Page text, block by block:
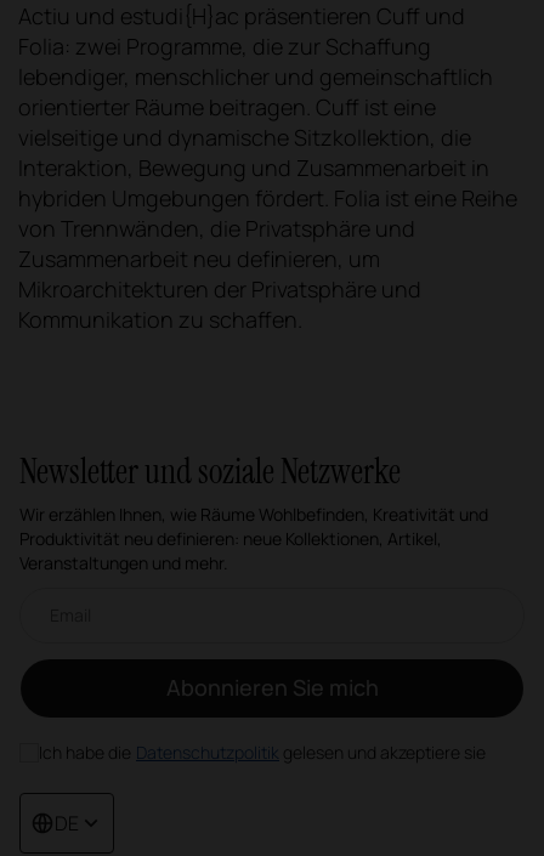
Actiu und estudi{H}ac präsentieren Cuff und
Folia: zwei Programme, die zur Schaffung
lebendiger, menschlicher und gemeinschaftlich
orientierter Räume beitragen. Cuff ist eine
vielseitige und dynamische Sitzkollektion, die
Interaktion, Bewegung und Zusammenarbeit in
hybriden Umgebungen fördert. Folia ist eine Reihe
von Trennwänden, die Privatsphäre und
Zusammenarbeit neu definieren, um
Mikroarchitekturen der Privatsphäre und
Kommunikation zu schaffen.
Newsletter und soziale Netzwerke
Wir erzählen Ihnen, wie Räume Wohlbefinden, Kreativität und
Produktivität neu definieren: neue Kollektionen, Artikel,
Veranstaltungen und mehr.
Abonnieren Sie mich
Ich habe die Datenschutzpolitik gelesen und akzeptiere sie
DE